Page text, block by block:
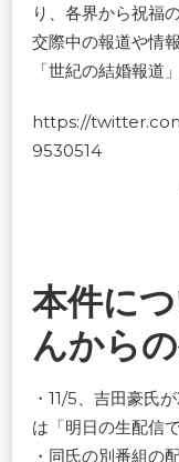
り、各界から祝福
交際中の報道や情
「世紀の結婚報道
https://
9530514
本件に
んから
・11/5、吉田豪氏
は「明日の生配信
・同氏の別番組の